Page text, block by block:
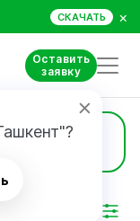
СКАЧАТЬ ×
Оставить
заявку